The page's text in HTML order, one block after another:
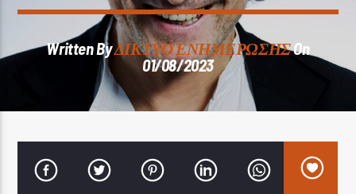
Title
Written ByΔΙΚΤΥΟ ΕΝΗΜΕΡΩΣΗΣOn
01/08/2023